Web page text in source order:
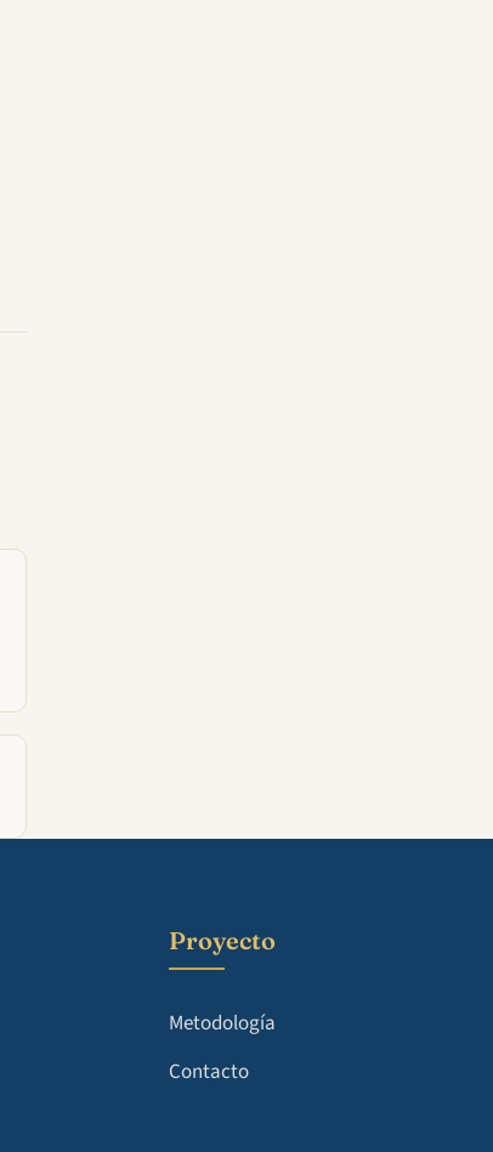
Proyecto
Metodología
Contacto